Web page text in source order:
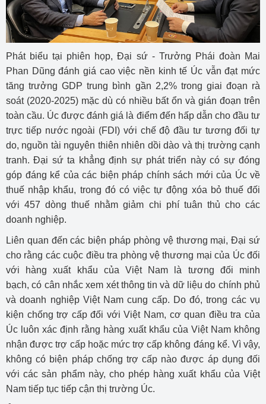
Phát biểu tại phiên họp, Đại sứ - Trưởng Phái đoàn Mai
Phan Dũng đánh giá cao việc nền kinh tế Úc vẫn đạt mức
tăng trưởng GDP trung bình gần 2,2% trong giai đoạn rà
soát (2020-2025) mặc dù có nhiều bất ổn và gián đoạn trên
toàn cầu. Úc được đánh giá là điểm đến hấp dẫn cho đầu tư
trực tiếp nước ngoài (FDI) với chế độ đầu tư tương đối tự
do, nguồn tài nguyên thiên nhiên dồi dào và thị trường cạnh
tranh. Đại sứ ta khẳng định sự phát triển này có sự đóng
góp đáng kể của các biện pháp chính sách mới của Úc về
thuế nhập khẩu, trong đó có việc tự động xóa bỏ thuế đối
với 457 dòng thuế nhằm giảm chi phí tuân thủ cho các
doanh nghiệp.
Liên quan đến các biện pháp phòng vệ thương mại, Đại sứ
cho rằng các cuộc điều tra phòng vệ thương mại của Úc đối
với hàng xuất khẩu của Việt Nam là tương đối minh
bạch, có cân nhắc xem xét thông tin và dữ liệu do chính phủ
và doanh nghiệp Việt Nam cung cấp. Do đó, trong các vụ
kiện chống trợ cấp đối với Việt Nam, cơ quan điều tra của
Úc luôn xác định rằng hàng xuất khẩu của Việt Nam không
nhận được trợ cấp hoặc mức trợ cấp không đáng kể. Vì vậy,
không có biện pháp chống trợ cấp nào được áp dụng đối
với các sản phẩm này, cho phép hàng xuất khẩu của Việt
Nam tiếp tục tiếp cận thị trường Úc.